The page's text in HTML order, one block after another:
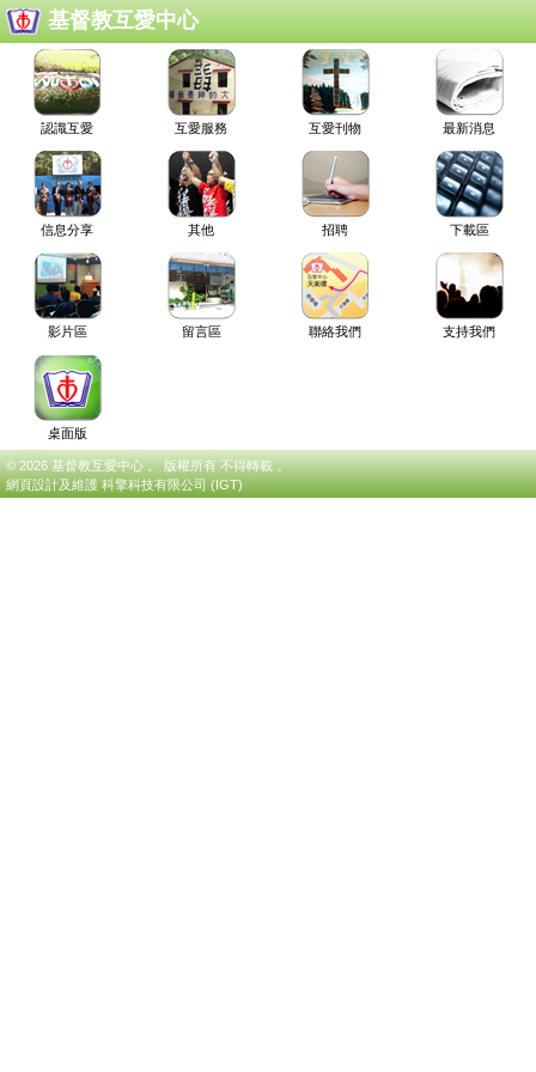
基督教互愛中心
認識互愛 互愛服務 互愛刊物 最新消息
信息分享 其他 招聘 下載區
影片區 留言區 聯絡我們 支持我們
桌面版
© 2026 基督教互愛中心 。 版權所有 不得轉載 。
網頁設計及維護 科擎科技有限公司 (IGT)